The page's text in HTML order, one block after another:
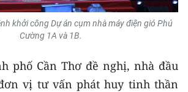
khởi công Dự án cụm nhà máy điện gió Phú
Cường 1A và 1B.
phố Cần Thơ đề nghị, nhà đầu
vị tư vấn phát huy tinh thần